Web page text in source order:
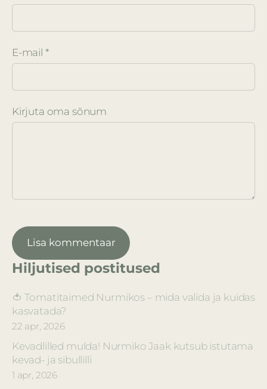
Hiljutised postitused
🍅 Tomatitaimed Nurmikos – mida valida ja kuidas
kasvatada?
22 apr, 2026
Kevadlilled mulda! Nurmiko Jaak kutsub istutama
kevad- ja sibullilli
1 apr, 2026
E-mail *
Kirjuta oma sõnum